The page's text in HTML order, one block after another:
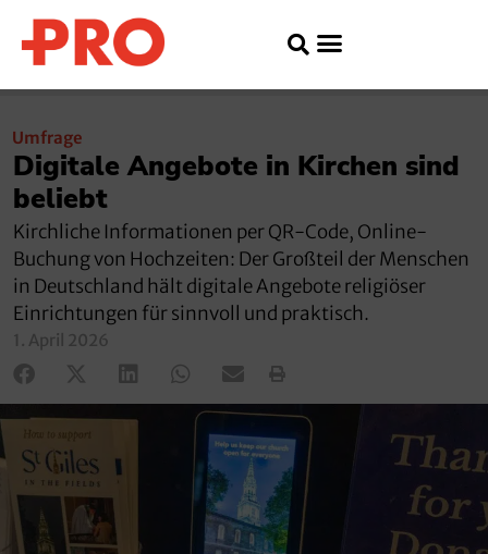
Umfrage
Digitale Angebote in Kirchen sind
beliebt
Kirchliche Informationen per QR-Code, Online-
Buchung von Hochzeiten: Der Großteil der Menschen
in Deutschland hält digitale Angebote religiöser
Einrichtungen für sinnvoll und praktisch.
1. April 2026